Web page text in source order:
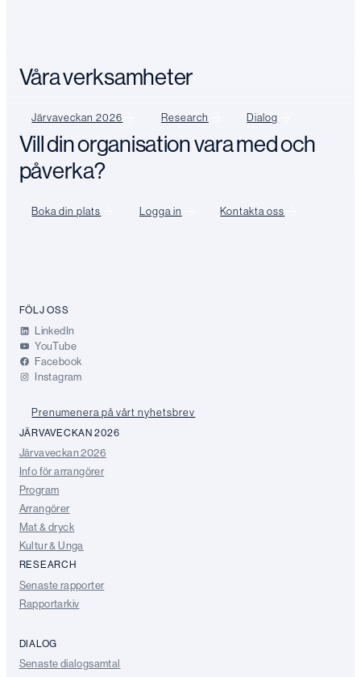
Våra verksamheter
Järvaveckan 2026 Research Dialog
Vill din organisation vara med och
påverka?
Boka din plats Logga in Kontakta oss
FÖLJ OSS
LinkedIn
YouTube
Facebook
Instagram
Prenumenera på vårt nyhetsbrev
JÄRVAVECKAN 2026
Järvaveckan 2026
Info för arrangörer
Program
Arrangörer
Mat & dryck
Kultur & Unga
RESEARCH
Senaste rapporter
Rapportarkiv
DIALOG
Senaste dialogsamtal